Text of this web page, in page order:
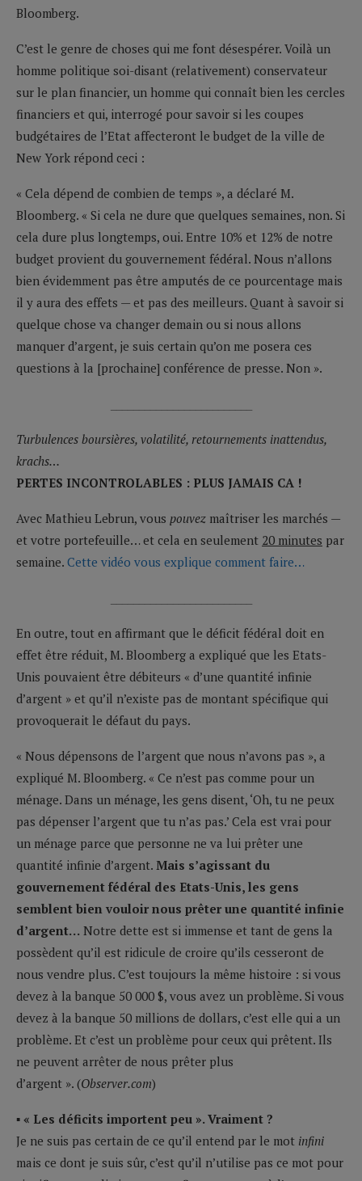
Bloomberg.
C’est le genre de choses qui me font désespérer. Voilà un
homme politique soi-disant (relativement) conservateur
sur le plan financier, un homme qui connaît bien les cercles
financiers et qui, interrogé pour savoir si les coupes
budgétaires de l’Etat affecteront le budget de la ville de
New York répond ceci :
« Cela dépend de combien de temps », a déclaré M.
Bloomberg. « Si cela ne dure que quelques semaines, non. Si
cela dure plus longtemps, oui. Entre 10% et 12% de notre
budget provient du gouvernement fédéral. Nous n’allons
bien évidemment pas être amputés de ce pourcentage mais
il y aura des effets — et pas des meilleurs. Quant à savoir si
quelque chose va changer demain ou si nous allons
manquer d’argent, je suis certain qu’on me posera ces
questions à la [prochaine] conférence de presse. Non ».
Turbulences boursières, volatilité, retournements inattendus,
krachs…
PERTES INCONTROLABLES : PLUS JAMAIS CA !
Avec Mathieu Lebrun, vous pouvez maîtriser les marchés —
et votre portefeuille… et cela en seulement 20 minutes par
semaine. Cette vidéo vous explique comment faire…
En outre, tout en affirmant que le déficit fédéral doit en
effet être réduit, M. Bloomberg a expliqué que les Etats-
Unis pouvaient être débiteurs « d’une quantité infinie
d’argent » et qu’il n’existe pas de montant spécifique qui
provoquerait le défaut du pays.
« Nous dépensons de l’argent que nous n’avons pas », a
expliqué M. Bloomberg. « Ce n’est pas comme pour un
ménage. Dans un ménage, les gens disent, ‘Oh, tu ne peux
pas dépenser l’argent que tu n’as pas.’ Cela est vrai pour
un ménage parce que personne ne va lui prêter une
quantité infinie d’argent. Mais s’agissant du
gouvernement fédéral des Etats-Unis, les gens
semblent bien vouloir nous prêter une quantité infinie
d’argent… Notre dette est si immense et tant de gens la
possèdent qu’il est ridicule de croire qu’ils cesseront de
nous vendre plus. C’est toujours la même histoire : si vous
devez à la banque 50 000 $, vous avez un problème. Si vous
devez à la banque 50 millions de dollars, c’est elle qui a un
problème. Et c’est un problème pour ceux qui prêtent. Ils
ne peuvent arrêter de nous prêter plus
d’argent ». (Observer.com)
▪ « Les déficits importent peu ». Vraiment ?
Je ne suis pas certain de ce qu’il entend par le mot infini
mais ce dont je suis sûr, c’est qu’il n’utilise pas ce mot pour